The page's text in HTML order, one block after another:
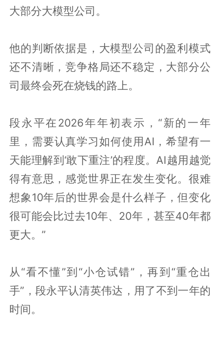
大部分大模型公司。
他的判断依据是，大模型公司的盈利模式
还不清晰，竞争格局还不稳定，大部分公
司最终会死在烧钱的路上。
段永平在2026年年初表示，“新的一年
里，需要认真学习如何使用AI，希望有一
天能理解到‘敢下重注’的程度。AI越用越觉
得有意思，感觉世界正在发生变化。很难
想象10年后的世界会是什么样子，但变化
很可能会比过去10年、20年，甚至40年都
更大。”
从“看不懂”到“小仓试错”，再到“重仓出
手”，段永平认清英伟达，用了不到一年的
时间。